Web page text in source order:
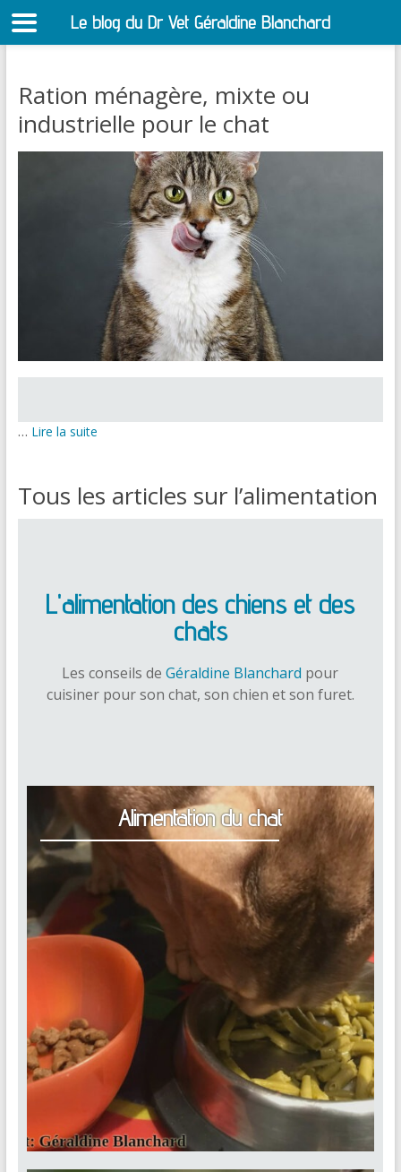
Ration ménagère, mixte ou
industrielle pour le chat
… Lire la suite
Tous les articles sur l’alimentation
L'alimentation des chiens et des
chats
Les conseils deGéraldine Blanchard pour
cuisiner pour son chat, son chien et son furet.
Alimentation du chat
Le blog du Dr Vet Géraldine Blanchard